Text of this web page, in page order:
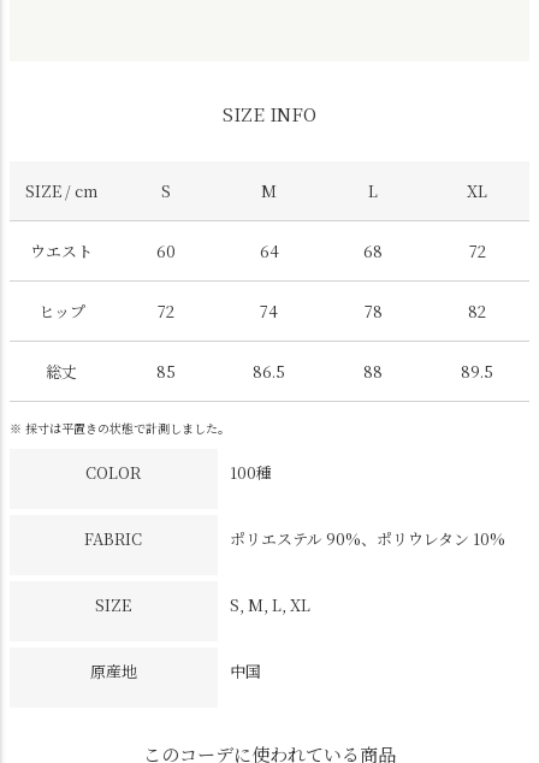
SIZE INFO
SIZE / cm S M L XL
ウエスト 60 64 68 72
ヒップ 72 74 78 82
総丈 85 86.5 88 89.5
※ 採寸は平置きの状態で計測しました。
COLOR 100種
FABRIC ポリエステル 90%、ポリウレタン 10%
SIZE S, M, L, XL
原産地 中国
このコーデに使われている商品